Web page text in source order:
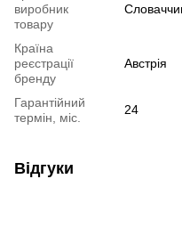
виробник
товару
Країна
реєстрації
бренду
Австрія
Гарантійний
термін, міс.
24
Відгуки